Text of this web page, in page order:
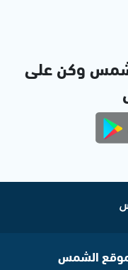
وكن على
موقع الشمس